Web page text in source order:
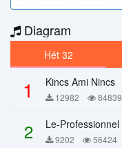
Diagram
Hét 32
1 Kincs Ami Nincs
12982 84839
2 9202 56424